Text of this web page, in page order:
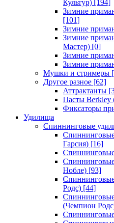
Культур) [194]
Зимние
[101]
Зимние
Зимние
Мастер) [0]
Зимние
Зимние
Мушки и стримеры
Другое разное [62]
Аттрактанты
Пасты Berkley
Фиксаторы
Удилища
Спиннинговые
Гарсия) [16]
Нобле) [93]
Родс) [44]
(Чемпион